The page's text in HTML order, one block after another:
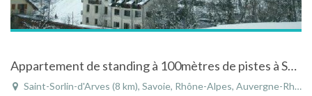
Appartement de standing à 100mètres de pistes à Saint-Sorlin en Savoie
Saint-Sorlin-d'Arves (8 km), Savoie, Rhône-Alpes, Auvergne-Rhône-Alpes, France